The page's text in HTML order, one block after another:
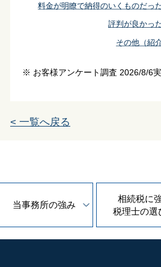
料金が明瞭で納得のいくものだっ
評判が良かっ
その他（紹
※ お客様アンケート調査 2026/8/6
< 一覧へ戻る
当事務所の強み
相続税に
税理士の選